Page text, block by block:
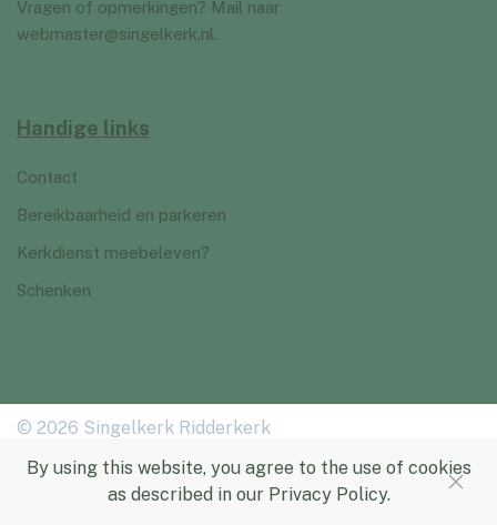
By using this website, you agree to the use of cookies
as described in our Privacy Policy.
Vragen of opmerkingen? Mail naar
webmaster@singelkerk.nl.
Handige links
Contact
Bereikbaarheid en parkeren
Kerkdienst meebeleven?
Schenken
© 2026 Singelkerk Ridderkerk